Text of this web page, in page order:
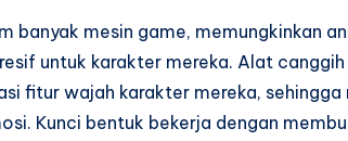
banyak mesin game, memungkinkan
untuk karakter mereka. Alat
fitur wajah karakter mereka, sehingga
Kunci bentuk bekerja dengan